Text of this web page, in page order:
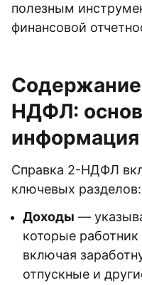
полезным
финансовой
НДФЛ:
информация
Справка 2-НДФЛ
ключевых разделов:
Доходы —
которые работник
включая
отпускные и